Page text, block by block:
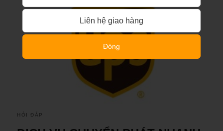
HỎI ĐÁP
Liên hệ giao hàng
Đóng